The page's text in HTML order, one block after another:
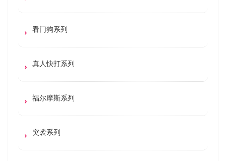
看门狗系列
真人快打系列
福尔摩斯系列
突袭系列